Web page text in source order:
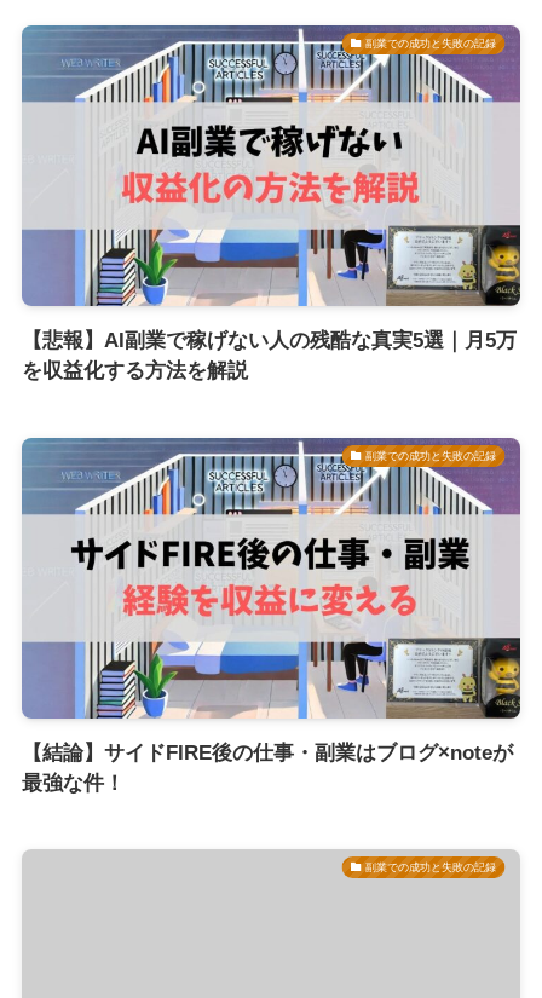
副業での成功と失敗の記録
【悲報】AI副業で稼げない人の残酷な真実5選｜月5万
を収益化する方法を解説
副業での成功と失敗の記録
【結論】サイドFIRE後の仕事・副業はブログ×noteが
最強な件！
副業での成功と失敗の記録